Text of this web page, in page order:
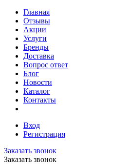
Главная
Отзывы
Акции
Услуги
Бренды
Доставка
Вопрос ответ
Блог
Новости
Каталог
Контакты
Вход
Регистрация
Заказать звонок
Заказать звонок